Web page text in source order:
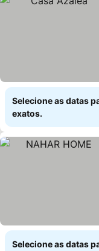
Selecione as datas
exatos.
Selecione as datas